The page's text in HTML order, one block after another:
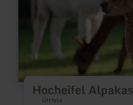
Hocheifel Alpakas
Üttfeld